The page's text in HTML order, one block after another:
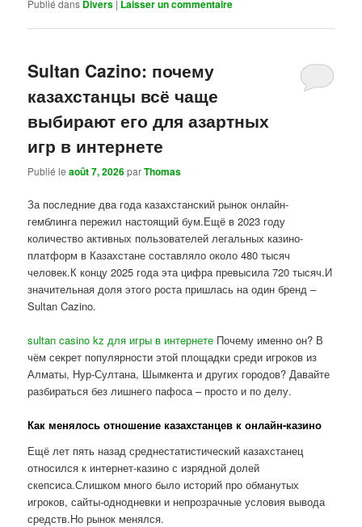
Publié dans Divers | Laisser un commentaire
Sultan Cazino: почему
казахстанцы всё чаще
выбирают его для азартных
игр в интернете
Publié leaoût 7, 2026parThomas
За последние два года казахстанский рынок онлайн-
гемблинга пережил настоящий бум.Ещё в 2023 году
количество активных пользователей легальных казино-
платформ в Казахстане составляло около 480 тысяч
человек.К концу 2025 года эта цифра превысила 720 тысяч.И
значительная доля этого роста пришлась на один бренд –
Sultan Cazino.
sultan casino kz для игры в интернете Почему именно он? В
чём секрет популярности этой площадки среди игроков из
Алматы, Нур-Султана, Шымкента и других городов? Давайте
разбираться без лишнего пафоса – просто и по делу.
Как менялось отношение казахстанцев к онлайн-казино
Ещё лет пять назад среднестатистический казахстанец
относился к интернет-казино с изрядной долей
скепсиса.Слишком много было историй про обманутых
игроков, сайты-однодневки и непрозрачные условия вывода
средств.Но рынок менялся.